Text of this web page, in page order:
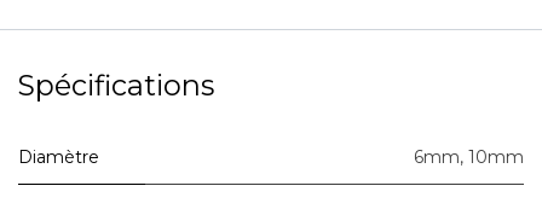
Spécifications
Diamètre 6mm, 10mm